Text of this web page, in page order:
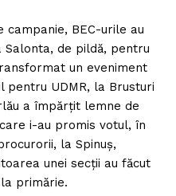
BEC-urile au
de pildă, pentru
un eveniment
UDMR, la Brusturi
a împărţit lemne de
i-au promis votul, în
la Spinuş,
unei secţii au făcut
primărie.